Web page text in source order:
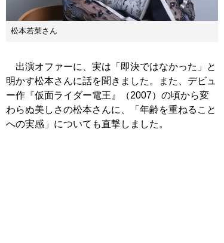
松本若菜さん
出演オファーに、実は「即決ではなかった」と
明かす松本さんに話を聞きました。また、デビュ
ー作『仮面ライダー電王』（2007）の頃から変
わらぬ美しさの松本さんに、「年齢を重ねること
への実感」についても直撃しました。